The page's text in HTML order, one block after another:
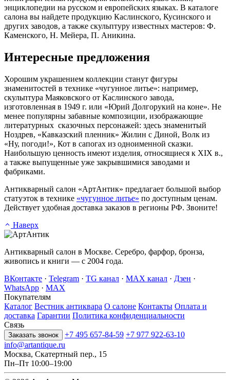
энциклопедии на русском и европейских языках. В каталоге
салона вы найдете продукцию Каслинского, Кусинского и
других заводов, а также скульптуру известных мастеров: Ф.
Каменского, Н. Мейера, П. Аникина.
Интересные предложения
Хорошим украшением коллекции станут фигуры
знаменитостей в технике «чугунное литье»: например,
скульптура Маяковского от Каслинского завода,
изготовленная в 1949 г. или «Юрий Долгорукий на коне». Не
менее популярны забавные композиции, изображающие
литературных сказочных персонажей: здесь знаменитый
Ноздрев, «Кавказский пленник» Жилин с Диной, Волк из
«Ну, погоди!», Кот в сапогах из одноименной сказки.
Наибольшую ценность имеют изделия, относящиеся к XIX в.,
а также выпущенные уже закрывшимися заводами и
фабриками.
Антикварный салон «АртАнтик» предлагает большой выбор
статуэток в технике «чугунное литье» по доступным ценам.
Действует удобная доставка заказов в регионы РФ. Звоните!
Наверх
Антикварный салон в Москве. Серебро, фарфор, бронза,
живопись и книги — с 2004 года.
ВКонтакте · Telegram · TG канал · MAX канал · Дзен ·
WhatsApp · MAX
Покупателям
Каталог Вестник антиквара О салоне Контакты Оплата и
доставка Гарантии Политика конфиденциальности
Связь
Заказать звонок +7 495 657-84-59 +7 977 922-63-10
info@artantique.ru
Москва, Скатертный пер., 15
Пн–Пт 10:00–19:00